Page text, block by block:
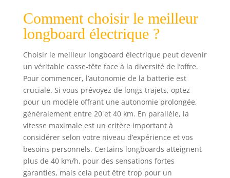
une durabilité accrue. Il résiste à toutes sortes de
chocs sans se déformer. Charge maximale : 150 kg.
♐【PLATEAU AJUSTABLE ET ROUES GONFLABLES】
Excellente capacité d'absorption des chocs grâce à
la combinaison du plateau rabattable et des roues
gonflables, parfaitement adapté à tous les
terrains. Il est équipé d'une batterie au lithium 42
V 10 000 mAh offrant une autonomie maximale de
RÉGULATEUR DE VITESSE À DISTANCE ET À VITESSE
FIXE】 Ce contrôleur intuitif et ergonomique
comprend un indicateur de batterie pour le
contrôleur et le skateboard, un compteur de
vitesse, un odomètre, un sélecteur à 4 vitesses et
un indicateur de marche avant/arrière. Il offre un
contrôle et un freinage précis. Le bouton
d'alimentation permet d'accéder au RÉGULATEUR
DE VITESSE FIXE lors de l'accélération. ♐【
SKATEBOARD ÉLECTRIQUE TOUT-TERRAIN】 Ce
longboard électrique tout-terrain est un excellent
cadeau pour les adultes expérimentés à Noël ou
pour un anniversaire. WEIMILOR offre un service
Comment choisir le meilleur
longboard électrique ?
Choisir le meilleur longboard électrique peut devenir
un véritable casse-tête face à la diversité de l’offre.
Pour commencer, l’autonomie de la batterie est
cruciale. Si vous prévoyez de longs trajets, optez
pour un modèle offrant une autonomie prolongée,
généralement entre 20 et 40 km. En parallèle, la
vitesse maximale est un critère important à
considérer selon votre niveau d’expérience et vos
besoins personnels. Certains longboards atteignent
plus de 40 km/h, pour des sensations fortes
garanties, mais cela peut être trop pour un